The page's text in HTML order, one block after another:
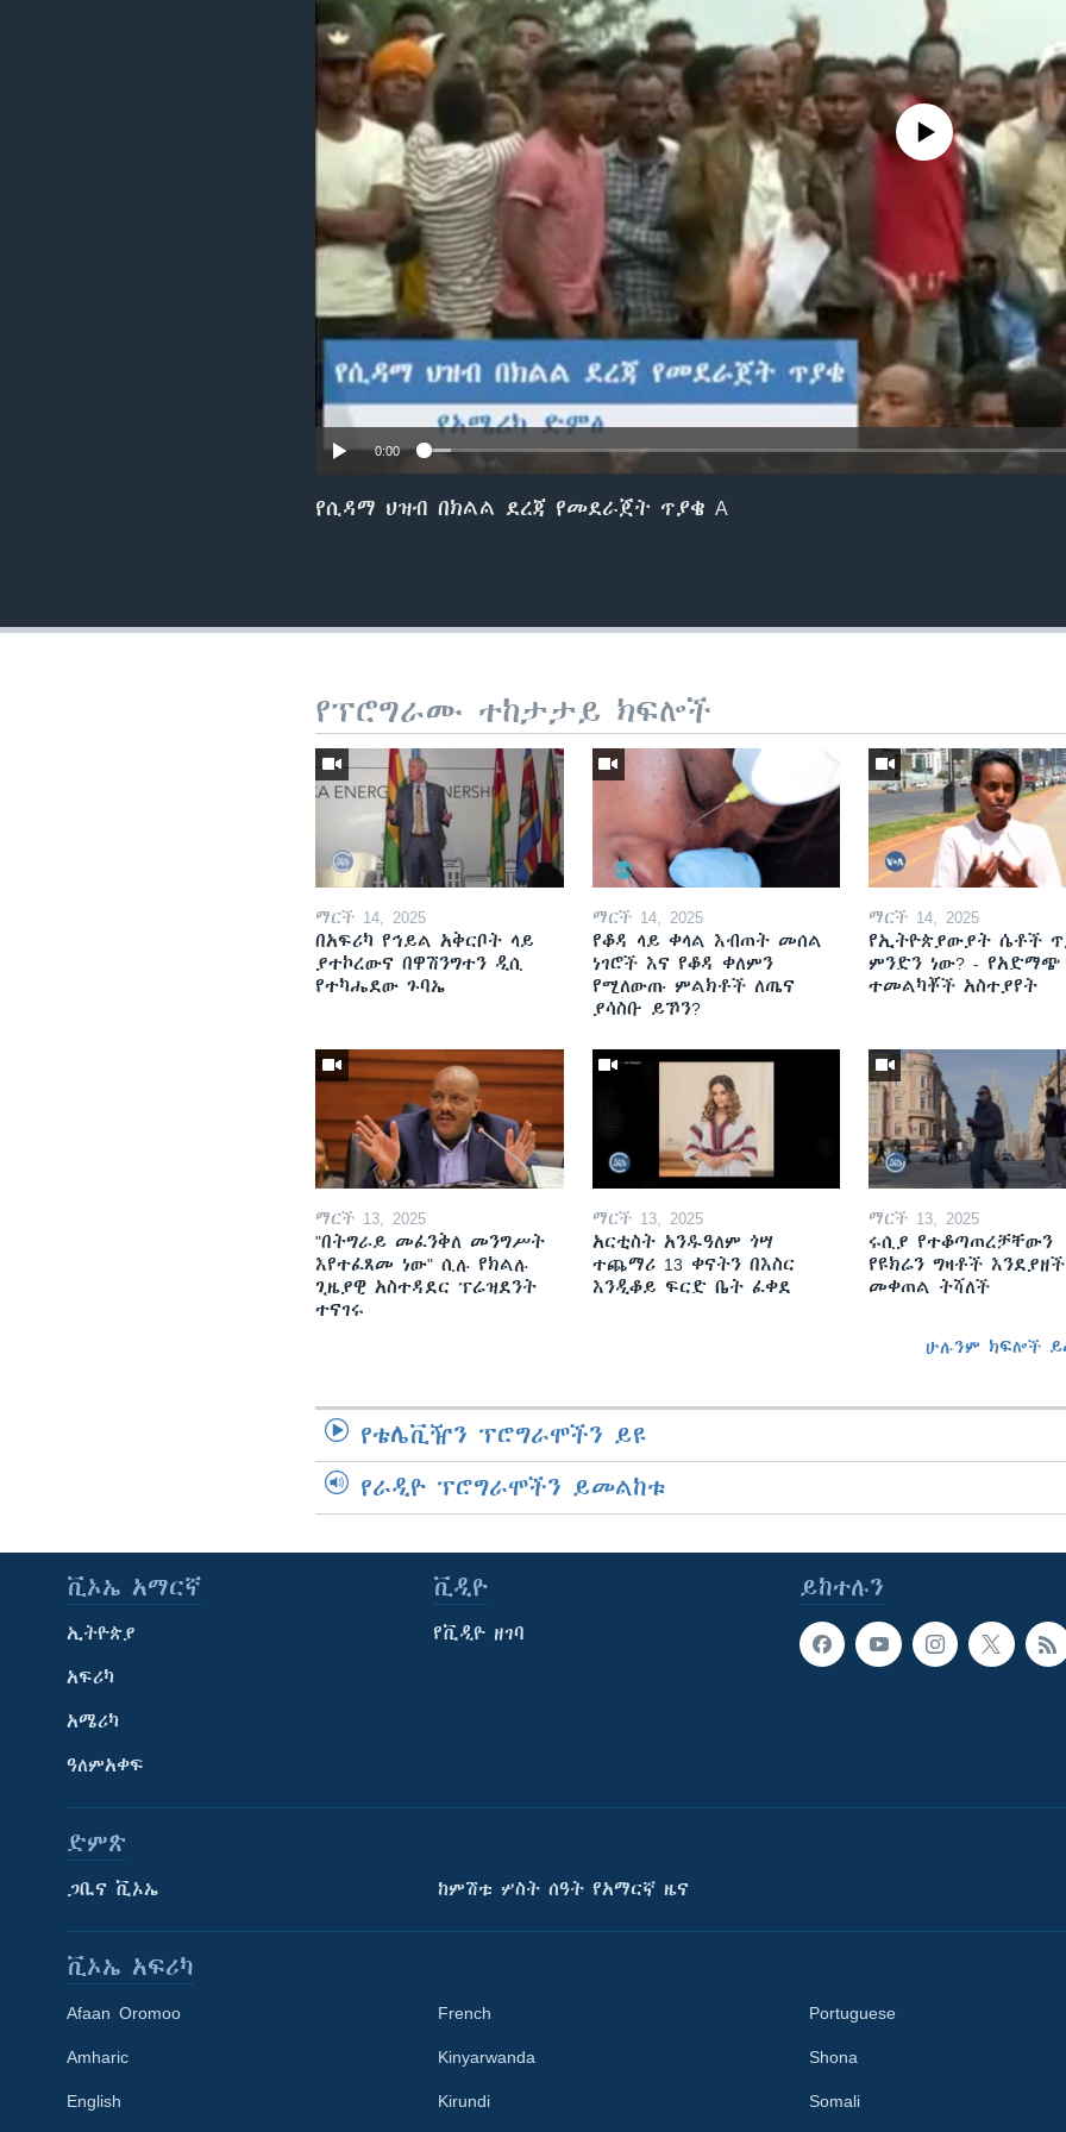
Learning English
No media source currently
0:00
የሲዳማ ህዝብ በክልል ደረጃ የመደራጀት ጥያቄ A
የፕሮግራሙ ተከታታይ ክፍሎች
ማርች 14, 2025
በአፍሪካ የኅይል አቅርቦት ላይ
ያተኮረውና በዋሽንግተን ዲሲ
የተካሔደው ጉባኤ
ማርች 14, 2025
የቆዳ ላይ ቀላል እብጠት መሰል
ነገሮች እና የቆዳ ቀለምን
የሚለውጡ ምልክቶች ለጤና
ያሳስቡ ይኾን?
ማርች 14, 2025
የኢትዮጵያውያት ሴቶች
ምንድን ነው? - የአድማጭ
ተመልካቾች አስተያየት
ማርች 13, 2025
"በትግራይ መፈንቅለ መንግሥት
እየተፈጸመ ነው" ሲሉ የክልሉ
ጊዜያዊ አስተዳደር ፕሬዝደንት
ተናገሩ
ማርች 13, 2025
አርቲስት አንዱዓለም ጎሣ
ተጨማሪ 13 ቀናትን በእስር
እንዲቆይ ፍርድ ቤት ፈቀደ
ማርች 13, 2025
ሩሲያ የተቆጣጠረቻቸውን
የዩክሬን ግዛቶች እንደያዘች
መቀጠል ትሻለች
ሁሉንም ክፍሎች
የቴሌቪዥን ፕሮግራሞችን ይዩ
የራዲዮ ፕሮግራሞችን ይመልከቱ
ይከተሉን
ቪኦኤ አማርኛ
ኢትዮጵያ
አፍሪካ
አሜሪካ
ዓለምአቀፍ
ቪዲዮ
የቪዲዮ ዘገባ
ድምጽ
ጋቢና ቪኦኤ ከምሽቱ ሦስት ሰዓት የአማርኛ ዜና
ቪኦኤ አፍሪካ
Afaan Oromoo
Amharic
English
French
Kinyarwanda
Kirundi
Portuguese
Shona
Somali